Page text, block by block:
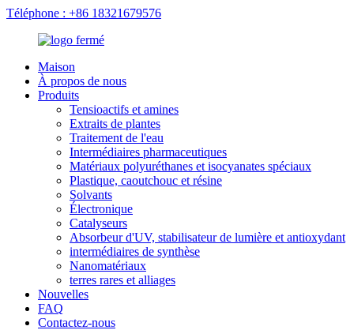
Téléphone : +86 18321679576
Maison
À propos de nous
Produits
Tensioactifs et amines
Extraits de plantes
Traitement de l'eau
Intermédiaires pharmaceutiques
Matériaux polyuréthanes et isocyanates spéciaux
Plastique, caoutchouc et résine
Solvants
Électronique
Catalyseurs
Absorbeur d'UV, stabilisateur de lumière et antioxydant
intermédiaires de synthèse
Nanomatériaux
terres rares et alliages
Nouvelles
FAQ
Contactez-nous